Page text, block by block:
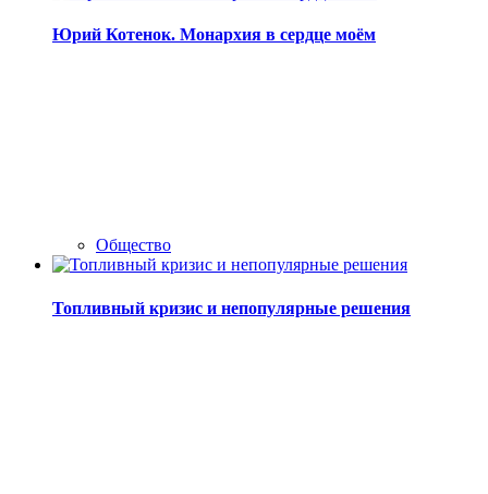
Юрий Котенок. Монархия в сердце моём
Общество
Топливный кризис и непопулярные решения